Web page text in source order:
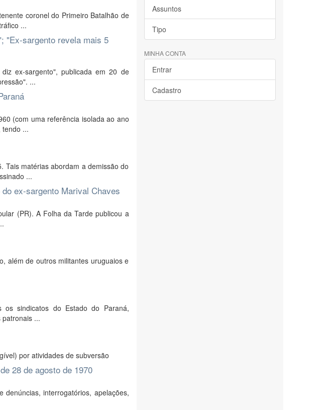
coronel do Primeiro Batalhão de
...
"Ex-sargento revela mais 5
ex-sargento", publicada em 20 de
...
(com uma referência isolada ao ano
...
Tais matérias abordam a demissão do
...
ex-sargento Marival Chaves
(PR). A Folha da Tarde publicou a
além de outros militantes uruguaios e
os sindicatos do Estado do Paraná,
...
por atividades de subversão
28 de agosto de 1970
denúncias, interrogatórios, apelações,
Assuntos
Tipo
MINHA CONTA
Entrar
Cadastro